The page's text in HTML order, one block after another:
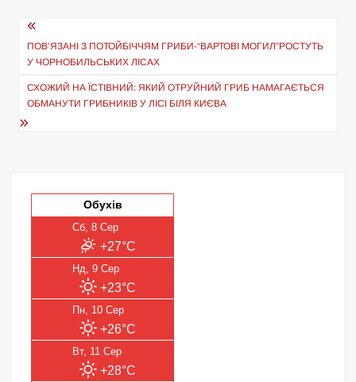
Навігація
записів
ПОВ’ЯЗАНІ З ПОТОЙБІЧЧЯМ ГРИБИ-“ВАРТОВІ МОГИЛ”РОСТУТЬ
У ЧОРНОБИЛЬСЬКИХ ЛІСАХ
СХОЖИЙ НА ЇСТІВНИЙ: ЯКИЙ ОТРУЙНИЙ ГРИБ НАМАГАЄТЬСЯ
ОБМАНУТИ ГРИБНИКІВ У ЛІСІ БІЛЯ КИЄВА
Обухів
Сб, 8 Сер
+27°C
Нд, 9 Сер
+23°C
Пн, 10 Сер
+26°C
Вт, 11 Сер
+28°C